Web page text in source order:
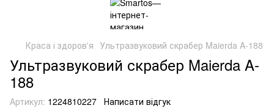
Краса і здоров'я Ультразвуковий скрабер Maierda A-188
Ультразвуковий скрабер Maierda A-
188
Артикул: 1224810227 Написати відгук